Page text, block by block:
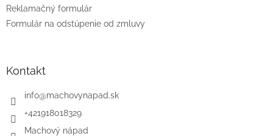
Reklamačný formulár
Formulár na odstúpenie od zmluvy
Kontakt
info@machovynapad.sk
+421918018329
Machový nápad